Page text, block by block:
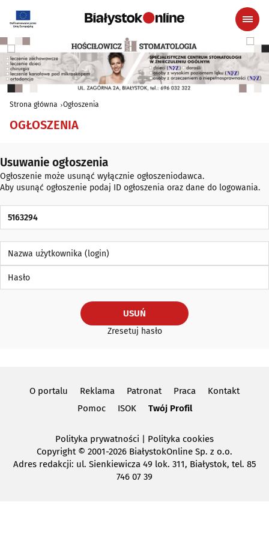
Strona główna Ogłoszenia
OGŁOSZENIA
Usuwanie ogłoszenia
Ogłoszenie może usunąć wyłącznie ogłoszeniodawca.
Aby usunąć ogłoszenie podaj ID ogłoszenia oraz dane do logowania.
USUŃ
Zresetuj hasło
O portalu Reklama Patronat Praca
Kontakt
Pomoc
ISOK Twój Profil
Polityka prywatności
Polityka cookies
Copyright© 2001-2026 BiałystokOnline Sp. z o.o.
Adres redakcji: ul. Sienkiewicza 49 lok. 311, Białystok, tel. 85
746 07 39